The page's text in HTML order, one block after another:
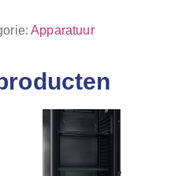
Apparatuur